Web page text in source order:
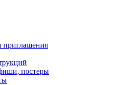
приглашения
постеры